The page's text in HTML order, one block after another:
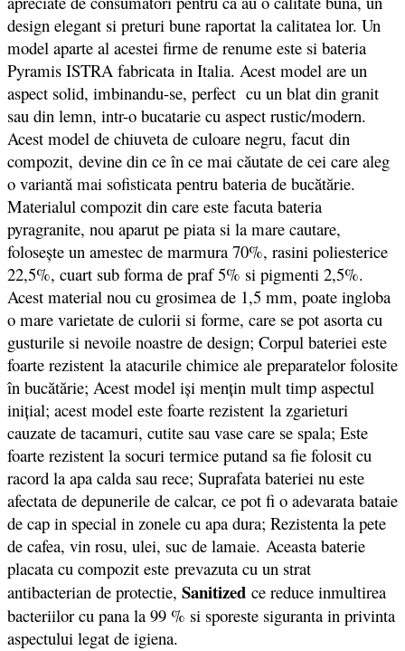
design elegant si preturi bune raportat la calitatea lor. Un
model aparte al acestei firme de renume este si bateria
Pyramis ISTRA fabricata in Italia. Acest model are un
aspect solid, imbinandu-se, perfect cu un blat din granit
sau din lemn, intr-o bucatarie cu aspect rustic/modern.
Acest model de chiuveta de culoare negru, facut din
compozit, devine din ce în ce mai căutate de cei care aleg
o variantă mai sofisticata pentru bateria de bucătărie.
Materialul compozit din care este facuta bateria
pyragranite, nou aparut pe piata si la mare cautare,
folosește un amestec de marmura 70%, rasini poliesterice
22,5%, cuart sub forma de praf 5% si pigmenti 2,5%.
Acest material nou cu grosimea de 1,5 mm, poate ingloba
o mare varietate de culorii si forme, care se pot asorta cu
gusturile si nevoile noastre de design; Corpul bateriei este
foarte rezistent la atacurile chimice ale preparatelor folosite
în bucătărie; Acest model iși mențin mult timp aspectul
inițial; acest model este foarte rezistent la zgarieturi
cauzate de tacamuri, cutite sau vase care se spala; Este
foarte rezistent la socuri termice putand sa fie folosit cu
racord la apa calda sau rece; Suprafata bateriei nu este
afectata de depunerile de calcar, ce pot fi o adevarata bataie
de cap in special in zonele cu apa dura; Rezistenta la pete
de cafea, vin rosu, ulei, suc de lamaie. Aceasta baterie
placata cu compozit este prevazuta cu un strat
antibacterian de protectie, Sanitized ce reduce inmultirea
bacteriilor cu pana la 99 % si sporeste siguranta in privinta
aspectului legat de igiena.